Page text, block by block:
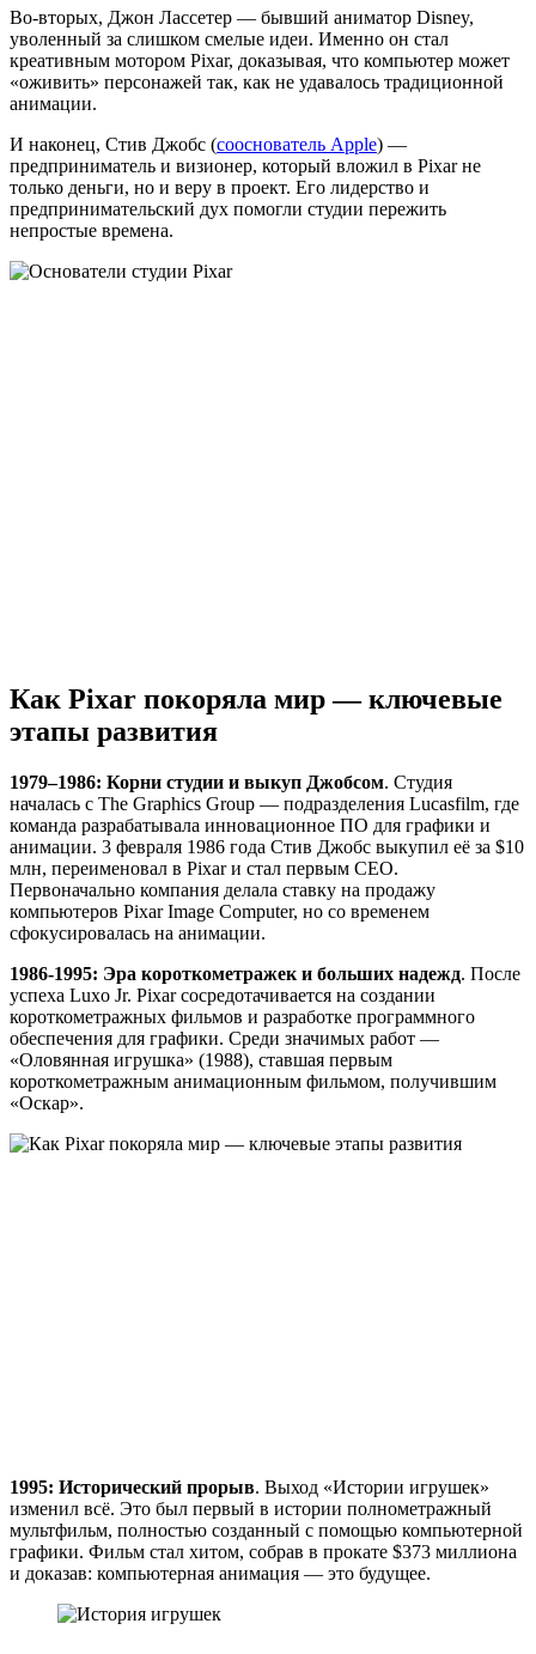
Во-вторых, Джон Лассетер — бывший аниматор Disney,
уволенный за слишком смелые идеи. Именно он стал
креативным мотором Pixar, доказывая, что компьютер может
«оживить» персонажей так, как не удавалось традиционной
анимации.
И наконец, Стив Джобс (сооснователь Apple) —
предприниматель и визионер, который вложил в Pixar не
только деньги, но и веру в проект. Его лидерство и
предпринимательский дух помогли студии пережить
непростые времена.
Как Pixar покоряла мир — ключевые
этапы развития
1979–1986: Корни студии и выкуп Джобсом. Студия
началась с The Graphics Group — подразделения Lucasfilm, где
команда разрабатывала инновационное ПО для графики и
анимации. 3 февраля 1986 года Стив Джобс выкупил её за $10
млн, переименовал в Pixar и стал первым CEO.
Первоначально компания делала ставку на продажу
компьютеров Pixar Image Computer, но со временем
сфокусировалась на анимации.
1986-1995: Эра короткометражек и больших надежд. После
успеха Luxo Jr. Pixar сосредотачивается на создании
короткометражных фильмов и разработке программного
обеспечения для графики. Среди значимых работ —
«Оловянная игрушка» (1988), ставшая первым
короткометражным анимационным фильмом, получившим
«Оскар».
1995: Исторический прорыв. Выход «Истории игрушек»
изменил всё. Это был первый в истории полнометражный
мультфильм, полностью созданный с помощью компьютерной
графики. Фильм стал хитом, собрав в прокате $373 миллиона
и доказав: компьютерная анимация — это будущее.